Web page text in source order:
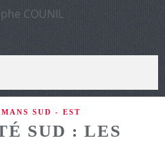
SUD - EST
SUD : LES